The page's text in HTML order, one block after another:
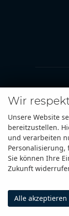
Weitere
und zu den
dem
offiziellen
allen
Wir
Unsere Website
bereitzustellen.
und verarbeiten
Personalisierung,
Sie können Ihre
Zukunft
Alle akzeptieren